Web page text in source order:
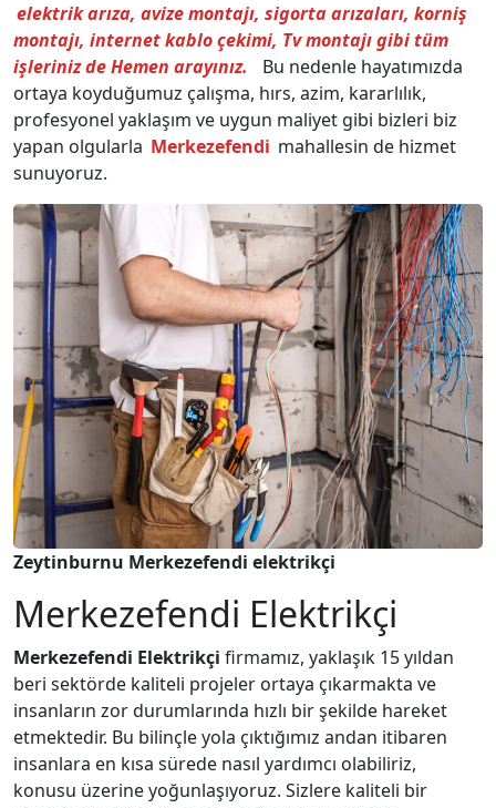
elektrik arıza, avize montajı, sigorta arızaları, korniş
montajı, internet kablo çekimi, Tv montajı gibi tüm
işleriniz de Hemen arayınız.
Bu nedenle hayatımızda
ortaya koyduğumuz çalışma, hırs, azim, kararlılık,
profesyonel yaklaşım ve uygun maliyet gibi bizleri biz
yapan olgularla Merkezefendi mahallesin de hizmet
sunuyoruz.
Zeytinburnu Merkezefendi elektrikçi
Merkezefendi Elektrikçi
Merkezefendi Elektrikçi firmamız, yaklaşık 15 yıldan
beri sektörde kaliteli projeler ortaya çıkarmakta ve
insanların zor durumlarında hızlı bir şekilde hareket
etmektedir. Bu bilinçle yola çıktığımız andan itibaren
insanlara en kısa sürede nasıl yardımcı olabiliriz,
konusu üzerine yoğunlaşıyoruz. Sizlere kaliteli bir